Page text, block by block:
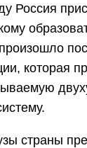
Россия
которая
страны